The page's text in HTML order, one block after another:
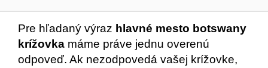
Pre hľadaný výraz hlavné mesto botswany
krížovka máme práve jednu overenú
odpoveď. Ak nezodpovedá vašej krížovke,